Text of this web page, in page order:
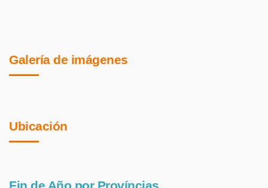
Galería de imágenes
Ubicación